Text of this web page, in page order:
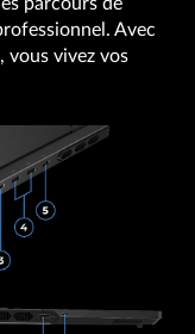
Avec
vous vivez vos